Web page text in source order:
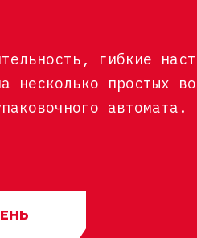
гибкие
несколько простых
автомата.